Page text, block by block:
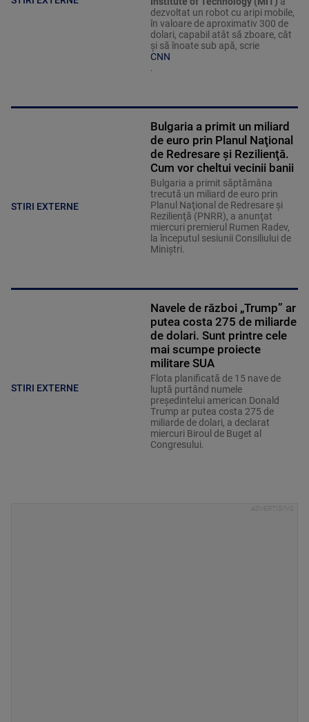
dezvoltat un robot cu aripi mobile,
în valoare de aproximativ 300 de
dolari, capabil atât să zboare, cât
și să înoate sub apă, scrie
CNN
.
STIRI EXTERNE
Bulgaria a primit un miliard
de euro prin Planul Naţional
de Redresare şi Rezilienţă.
Cum vor cheltui vecinii banii
Bulgaria a primit săptămâna
trecută un miliard de euro prin
Planul Naţional de Redresare şi
Rezilienţă (PNRR), a anunţat
miercuri premierul Rumen Radev,
la începutul sesiunii Consiliului de
Miniştri.
STIRI EXTERNE
Navele de război „Trump” ar
putea costa 275 de miliarde
de dolari. Sunt printre cele
mai scumpe proiecte
militare SUA
Flota planificată de 15 nave de
luptă purtând numele
preşedintelui american Donald
Trump ar putea costa 275 de
miliarde de dolari, a declarat
miercuri Biroul de Buget al
Congresului.